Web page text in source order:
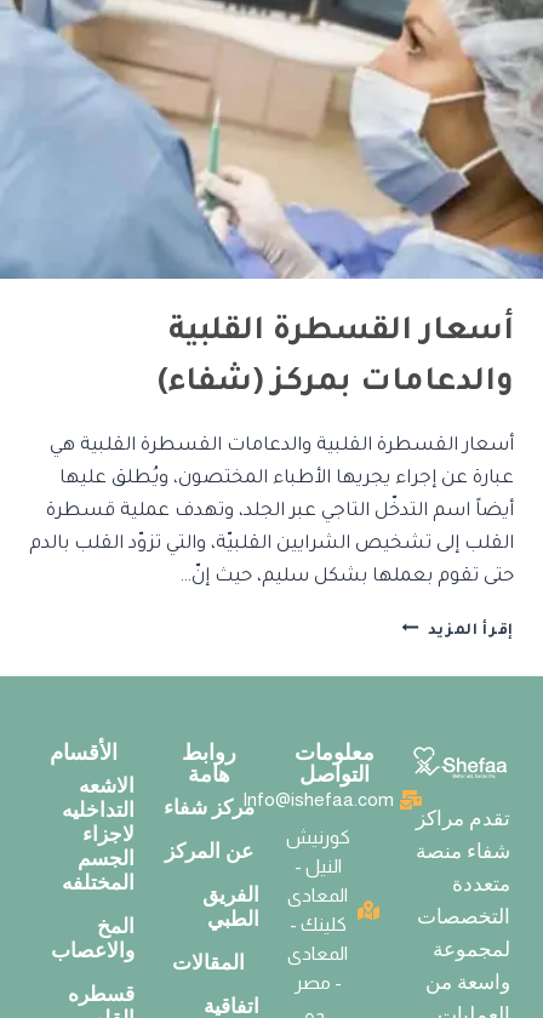
أسعار القسطرة القلبية
والدعامات بمركز (شفاء)
أسعار القسطرة القلبية والدعامات القسطرة القلبية هي
عبارة عن إجراء يجريها الأطباء المختصون، ويُطلق عليها
أيضاً اسم التدخّل التاجي عبر الجلد، وتهدف عملية قسطرة
القلب إلى تشخيص الشرايين القلبيّة، والتي تزوّد القلب بالدم
حتى تقوم بعملها بشكل سليم، حيث إنّ…
إقرأ المزيد
تقدم مراكز
شفاء منصة
متعددة
التخصصات
لمجموعة
واسعة من
روابط
هامة
مركز شفاء
عن المركز
الفريق
الطبي
المقالات
اتفاقية
الأقسام
الاشعه
التداخليه
لاجزاء
الجسم
المختلفه
المخ
والاعصاب
قسطره
معلومات
التواصل
Info@ishefaa.com
كورنيش
النيل -
المعادى
كلينك -
المعادى
- مصر